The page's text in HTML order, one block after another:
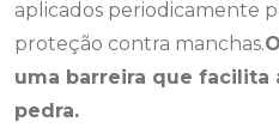
aplicados periodicamente
proteção contra manchas.
uma barreira que facilita
pedra.